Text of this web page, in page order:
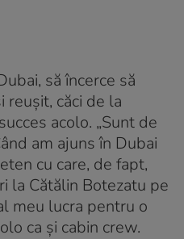
să încerce să
reușit, căci de la
acolo. „Sunt de
am ajuns în Dubai
cu care, de fapt,
la Cătălin Botezatu pe
meu lucra pentru o
ca și cabin crew.